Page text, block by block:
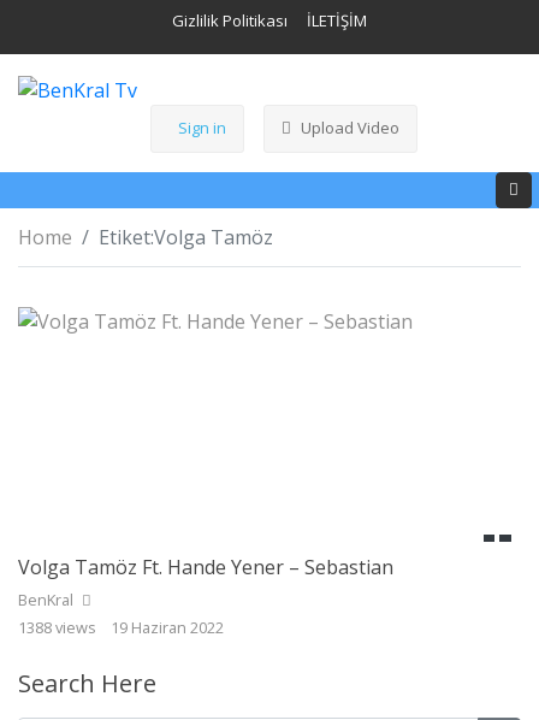
Gizlilik Politikası İLETİŞİM
Sign in Upload Video
Home Etiket:Volga Tamöz
Volga Tamöz Ft. Hande Yener – Sebastian
BenKral
1388 views
19 Haziran 2022
Search Here